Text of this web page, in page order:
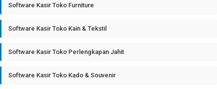
Software Kasir Toko Furniture
Software Kasir Toko Kain & Tekstil
Software Kasir Toko Perlengkapan Jahit
Software Kasir Toko Kado & Souvenir